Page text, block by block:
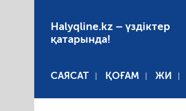
Halyqline.kz – үздіктер
қатарында!
САЯСАТ ҚОҒАМ ЖИ